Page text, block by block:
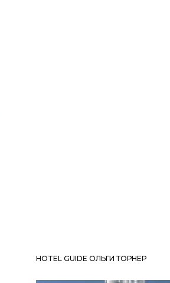
HOTEL GUIDE ОЛЬГИ ТОРНЕР